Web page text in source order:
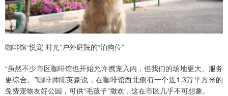
咖啡馆“悦宠·时光”户外庭院的“泊狗位”
“虽然不少市区咖啡馆也开始允许携宠入内，但我们的场地更大、服务
更综合。”咖啡师陈英豪说，在咖啡馆西北侧有一个近1.3万平方米的
免费宠物友好公园，可供“毛孩子”撒欢，这在市区几乎不可想象。